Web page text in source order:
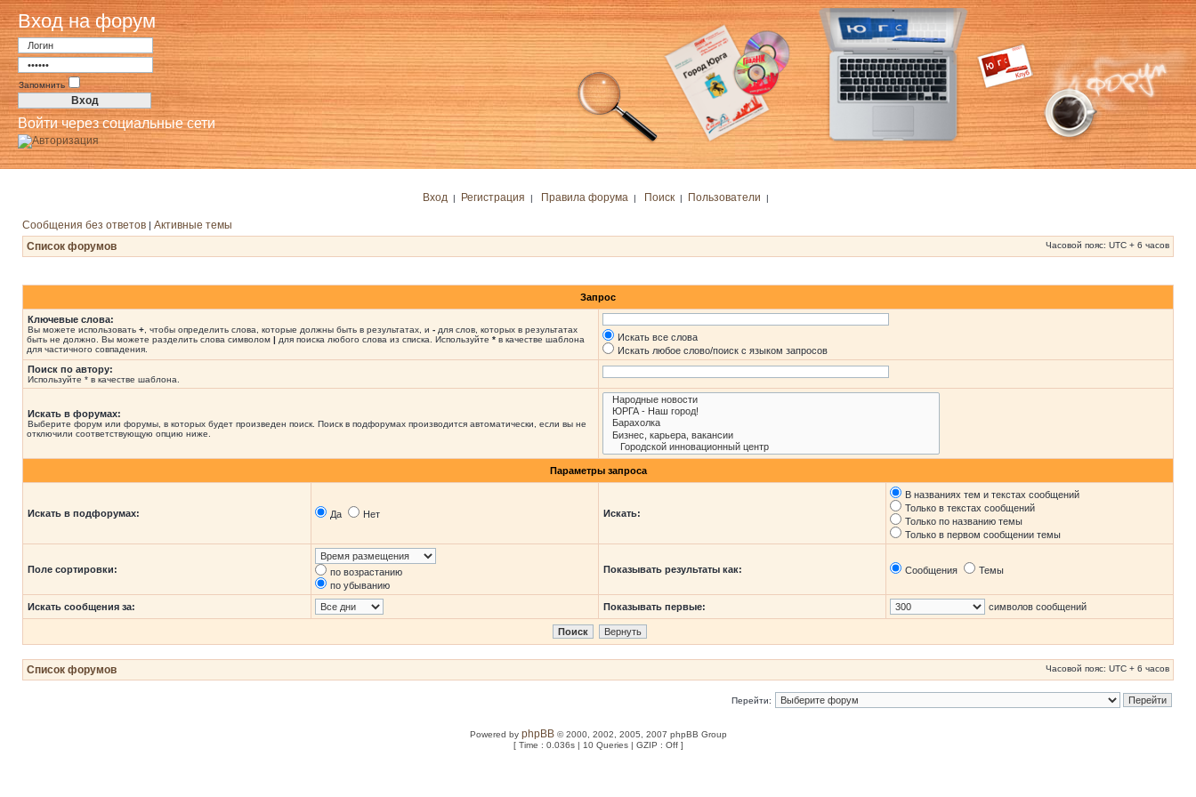
Вход на форум
Запомнить
Войти через социальные сети
Вход | Регистрация | Правила форума | Поиск| Пользователи |
Сообщения без ответов | Активные темы
Список форумов
Часовой пояс: UTC + 6 часов
Запрос
Ключевые слова:
Вы можете использовать + , чтобы определить слова, которые должны быть в результатах, и - для слов, которых в результатах
быть не должно. Вы можете разделить слова символом | для поиска любого слова из списка. Используйте * в качестве шаблона
для частичного совпадения.
Искать все слова
Искать любое слово/поиск с языком запросов
Поиск по автору:
Используйте * в качестве шаблона.
Искать в форумах:
Выберите форум или форумы, в которых будет произведен поиск. Поиск в подфорумах производится автоматически, если вы не
отключили соответствующую опцию ниже.
Параметры запроса
Искать в подфорумах: Да Нет Искать:
В названиях тем и текстах сообщений
Только в текстах сообщений
Только по названию темы
Только в первом сообщении темы
Поле сортировки:
по возрастанию
по убыванию
Показывать результаты как: Сообщения Темы
Искать сообщения за: Показывать первые: символов сообщений
Список форумов Часовой пояс: UTC + 6 часов
Перейти:
Powered by phpBB© 2000, 2002, 2005, 2007 phpBB Group
[ Time : 0.036s | 10 Queries | GZIP : Off ]